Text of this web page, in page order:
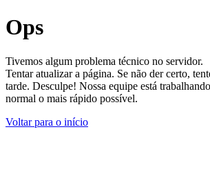
Ops
Tivemos algum problema técnico no servidor.
Tentar atualizar a página. Se não der certo,
tarde. Desculpe! Nossa equipe está
normal o mais rápido possível.
Voltar para o início